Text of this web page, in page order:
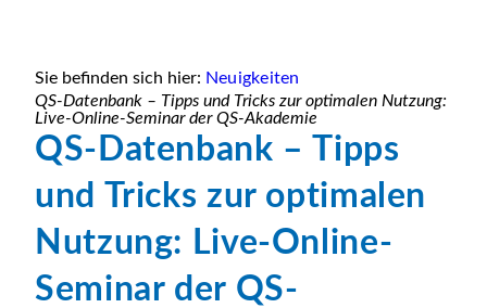
Sie befinden sich hier: Neuigkeiten
QS-Datenbank – Tipps und Tricks zur optimalen Nutzung:
Live-Online-Seminar der QS-Akademie
QS-Datenbank – Tipps
und Tricks zur optimalen
Nutzung: Live-Online-
Seminar der QS-